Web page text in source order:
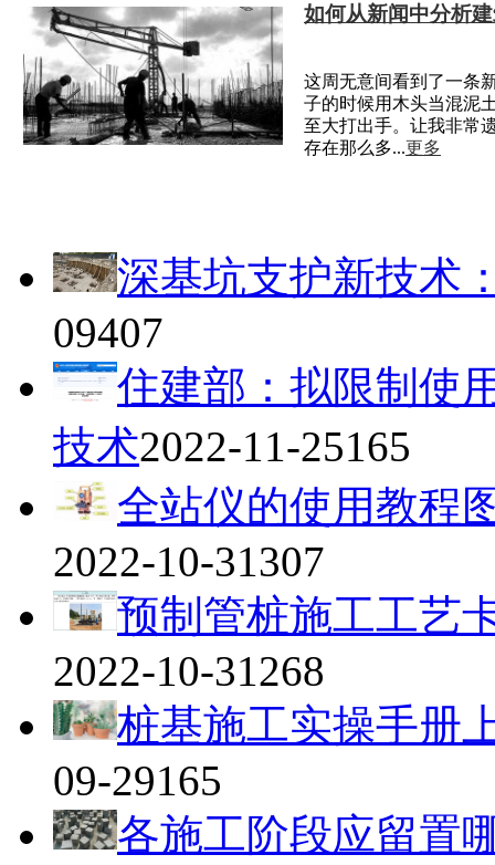
如何从新闻中分析
这周无意间看到了一条
子的时候用木头当混泥
至大打出手。让我非常
存在那么多...更多
深基坑支护新技术
09407
住建部：拟限制使
技术2022-11-25165
全站仪的使用教程
2022-10-31307
预制管桩施工工艺
2022-10-31268
桩基施工实操手册
09-29165
各施工阶段应留置